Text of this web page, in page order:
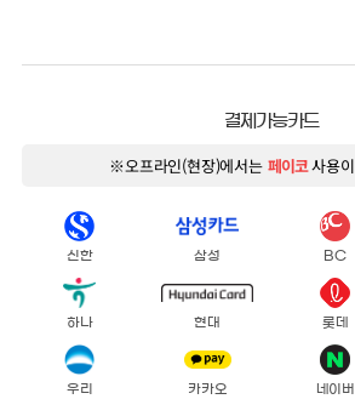
결제가능카드
※오프라인(현장)에서는 페이코사용이
신한 삼성 BC
하나 현대 롯데
우리 카카오 네이버